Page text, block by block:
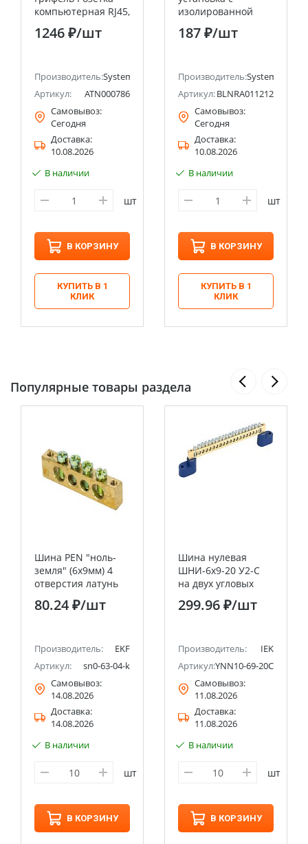
(ранее Schneider Electric)
компьютерная RJ45,
кат 6Е Systeme
Electric (Schneider
1246 ₽/шт
Производитель:Systeme Electric (ранее Schneider Electric)
Артикул:
ATN000786
Самовывоз:
Сегодня
Доставка:
10.08.2026
В наличии
шт
В КОРЗИНУ
КУПИТЬ В 1
КЛИК
изолированной
пластиной
Молочный Розетка
шторками 16А
Systeme Electric
(Schneider Electric)
187 ₽/шт
Производитель:Systeme
Артикул:BLNRA011212
Самовывоз:
Сегодня
Доставка:
10.08.2026
В наличии
шт
В КОРЗИНУ
КУПИТЬ В 1
КЛИК
Популярные товары раздела
Шина PEN "ноль-
земля" (6х9мм) 4
отверстия латунь
крепеж по краям
EKF PROxima
80.24 ₽/шт
Производитель:
EKF
Артикул:
sn0-63-04-k
Самовывоз:
14.08.2026
Доставка:
14.08.2026
В наличии
шт
В КОРЗИНУ
Шина нулевая
ШНИ-6х9-20 У2-С
на двух угловых
изоляторах IEK
299.96 ₽/шт
Производитель:
IEK
Артикул:YNN10-69-20C2-K07
Самовывоз:
11.08.2026
Доставка:
11.08.2026
В наличии
шт
В КОРЗИНУ